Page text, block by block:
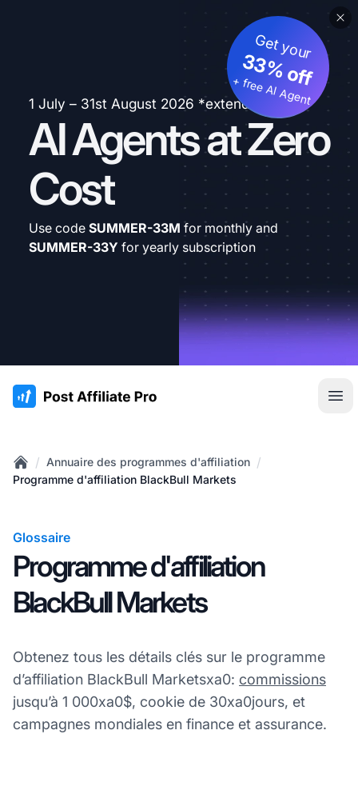
1 July – 31st August 2026 *extended
AI Agents at Zero
Cost
Get your
33% off
+ free AI Agent
Use code SUMMER-33M for monthly and
SUMMER-33Y for yearly subscription
:site.title
Home
/ Annuaire des programmes d'affiliation /
Programme d'affiliation BlackBull Markets
Glossaire
Programme d'affiliation
BlackBull Markets
Obtenez tous les détails clés sur le programme
d’affiliation BlackBull Marketsxa0: commissions
jusqu’à 1 000xa0$, cookie de 30xa0jours, et
campagnes mondiales en finance et assurance.